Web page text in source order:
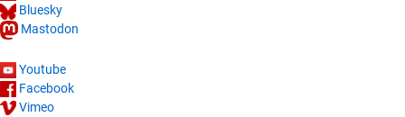
Bluesky
Mastodon
Youtube
Facebook
Vimeo